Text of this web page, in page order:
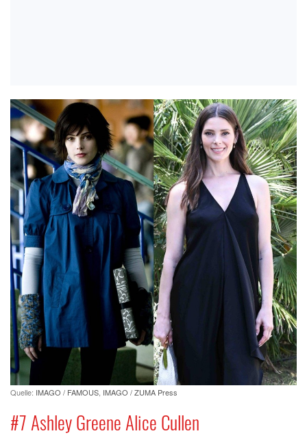
Quelle: IMAGO / FAMOUS, IMAGO / ZUMA Press
#7 Ashley Greene Alice Cullen